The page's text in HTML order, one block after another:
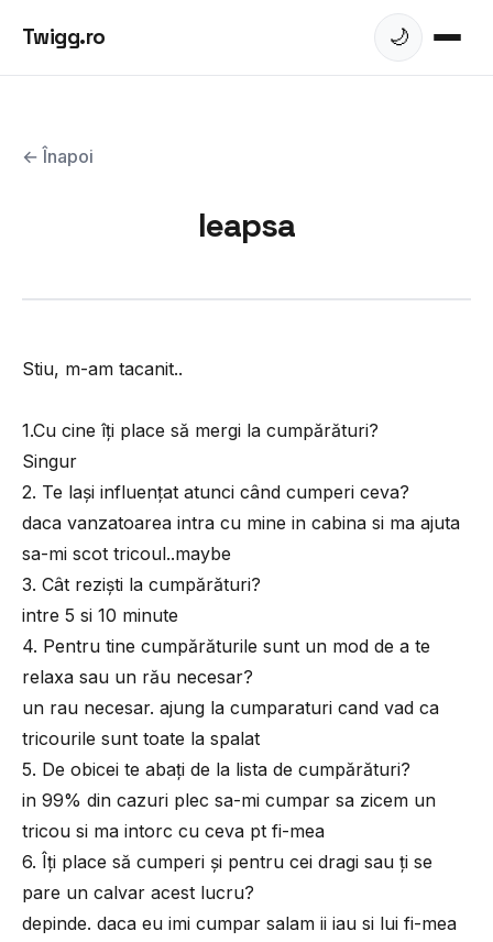
Twigg.ro 🌙
← Înapoi
leapsa
Stiu, m-am tacanit..
1.Cu cine îţi place să mergi la cumpărături?
Singur
2. Te laşi influenţat atunci când cumperi ceva?
daca vanzatoarea intra cu mine in cabina si ma ajuta
sa-mi scot tricoul..maybe
3. Cât rezişti la cumpărături?
intre 5 si 10 minute
4. Pentru tine cumpărăturile sunt un mod de a te
relaxa sau un rău necesar?
un rau necesar. ajung la cumparaturi cand vad ca
tricourile sunt toate la spalat
5. De obicei te abaţi de la lista de cumpărături?
in 99% din cazuri plec sa-mi cumpar sa zicem un
tricou si ma intorc cu ceva pt fi-mea
6. Îţi place să cumperi şi pentru cei dragi sau ţi se
pare un calvar acest lucru?
depinde. daca eu imi cumpar salam ii iau si lui fi-mea